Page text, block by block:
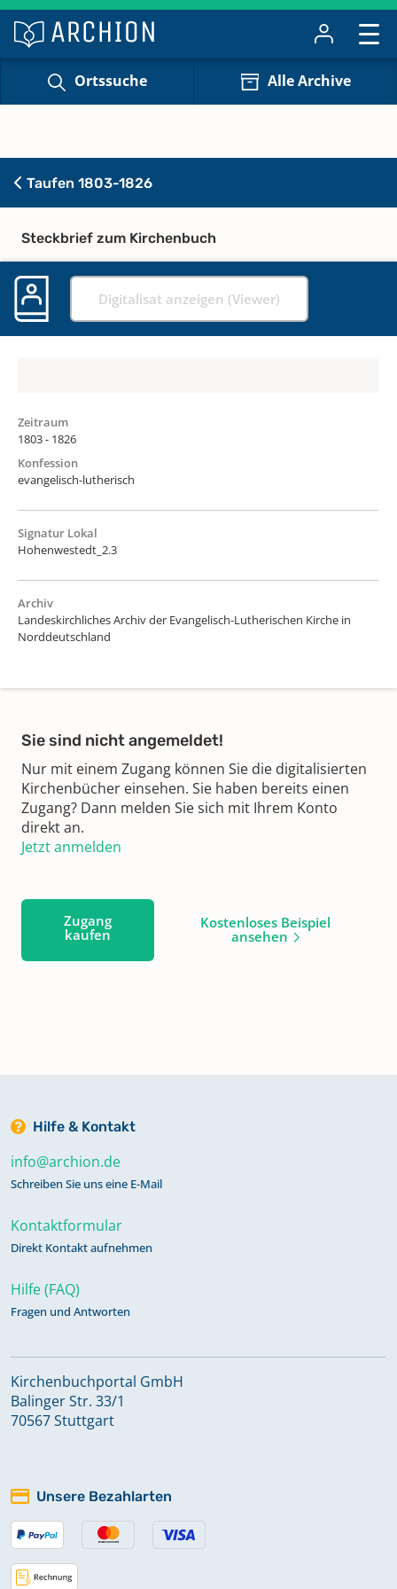
Ortssuche Alle Archive
Taufen 1803-1826
Steckbrief zum Kirchenbuch
Digitalisat anzeigen (Viewer)
Zeitraum
1803 - 1826
Konfession
evangelisch-lutherisch
Signatur Lokal
Hohenwestedt_2.3
Archiv
Landeskirchliches Archiv der Evangelisch-Lutherischen Kirche in
Norddeutschland
Sie sind nicht angemeldet!
Nur mit einem Zugang können Sie die digitalisierten
Kirchenbücher einsehen. Sie haben bereits einen
Zugang? Dann melden Sie sich mit Ihrem Konto
direkt an.
Jetzt anmelden
Zugang
kaufen
Kostenloses Beispiel
ansehen
Hilfe & Kontakt
info@archion.de
Schreiben Sie uns eine E-Mail
Kontaktformular
Direkt Kontakt aufnehmen
Hilfe (FAQ)
Fragen und Antworten
Kirchenbuchportal GmbH
Balinger Str. 33/1
70567 Stuttgart
Unsere Bezahlarten